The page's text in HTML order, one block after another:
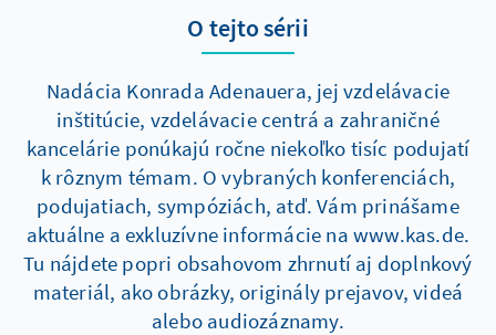
O tejto sérii
Nadácia Konrada Adenauera, jej vzdelávacie
inštitúcie, vzdelávacie centrá a zahraničné
kancelárie ponúkajú ročne niekoľko tisíc podujatí
k rôznym témam. O vybraných konferenciách,
podujatiach, sympóziách, atď. Vám prinášame
aktuálne a exkluzívne informácie na www.kas.de.
Tu nájdete popri obsahovom zhrnutí aj doplnkový
materiál, ako obrázky, originály prejavov, videá
alebo audiozáznamy.